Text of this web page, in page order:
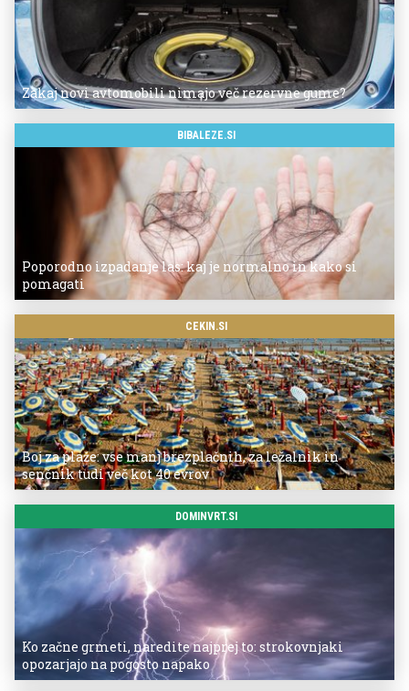
Zakaj novi avtomobili nimajo več rezervne gume?
BIBALEZE.SI
Poporodno izpadanje las: kaj je normalno in kako si
pomagati
CEKIN.SI
Boj za plaže: vse manj brezplačnih, za ležalnik in
senčnik tudi več kot 40 evrov
DOMINVRT.SI
Ko začne grmeti, naredite najprej to: strokovnjaki
opozarjajo na pogosto napako